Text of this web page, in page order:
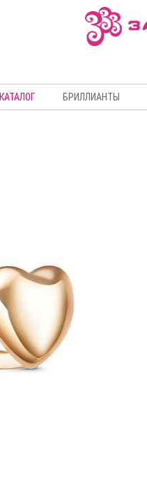
КАТАЛОГ БРИЛЛИАНТЫ